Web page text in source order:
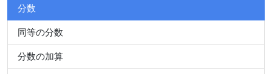
分数
同等の分数
分数の加算